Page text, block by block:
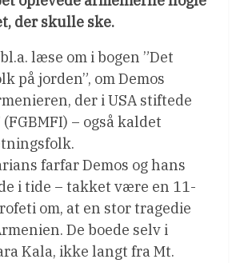
der skulle ske.
læse om i bogen ”Det
på jorden”, om Demos
der i USA stiftede
– også kaldet
farfar Demos og hans
i tide – takket være en 11-
om, at en stor tragedie
De boede selv i
Kala, ikke langt fra Mt.